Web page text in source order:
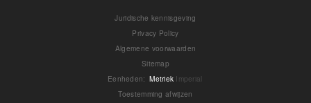
Juridische kennisgeving
Privacy Policy
Algemene voorwaarden
Sitemap
Eenheden: Metriek Imperial
Toestemming afwijzen